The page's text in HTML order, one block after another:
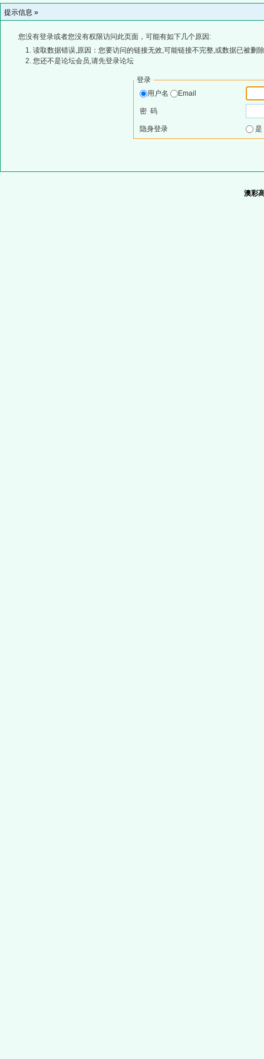
提示信息 »
您没有登录或者您没有权限访问此页面，可能有如下几个原因:
读取数据错误,原因：您要访问的链接无效,可能链接不完整,或数据已被删
您还不是论坛会员,请先登录论坛
登录
用户名
Email
密 码
隐身登录
澳彩